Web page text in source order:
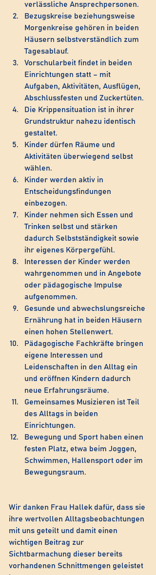
verlässliche Ansprechpersonen.
Bezugskreise beziehungsweise
Morgenkreise gehören in beiden
Häusern selbstverständlich zum
Tagesablauf.
Vorschularbeit findet in beiden
Einrichtungen statt – mit
Aufgaben, Aktivitäten, Ausflügen,
Abschlussfesten und Zuckertüten.
Die Krippensituation ist in ihrer
Grundstruktur nahezu identisch
gestaltet.
Kinder dürfen Räume und
Aktivitäten überwiegend selbst
wählen.
Kinder werden aktiv in
Entscheidungsfindungen
einbezogen.
Kinder nehmen sich Essen und
Trinken selbst und stärken
dadurch Selbstständigkeit sowie
ihr eigenes Körpergefühl.
Interessen der Kinder werden
wahrgenommen und in Angebote
oder pädagogische Impulse
aufgenommen.
Gesunde und abwechslungsreiche
Ernährung hat in beiden Häusern
einen hohen Stellenwert.
Pädagogische Fachkräfte bringen
eigene Interessen und
Leidenschaften in den Alltag ein
und eröffnen Kindern dadurch
neue Erfahrungsräume.
Gemeinsames Musizieren ist Teil
des Alltags in beiden
Einrichtungen.
Bewegung und Sport haben einen
festen Platz, etwa beim Joggen,
Schwimmen, Hallensport oder im
Bewegungsraum.
Wir danken Frau Hallek dafür, dass sie
ihre wertvollen Alltagsbeobachtungen
mit uns geteilt und damit einen
wichtigen Beitrag zur
Sichtbarmachung dieser bereits
vorhandenen Schnittmengen geleistet